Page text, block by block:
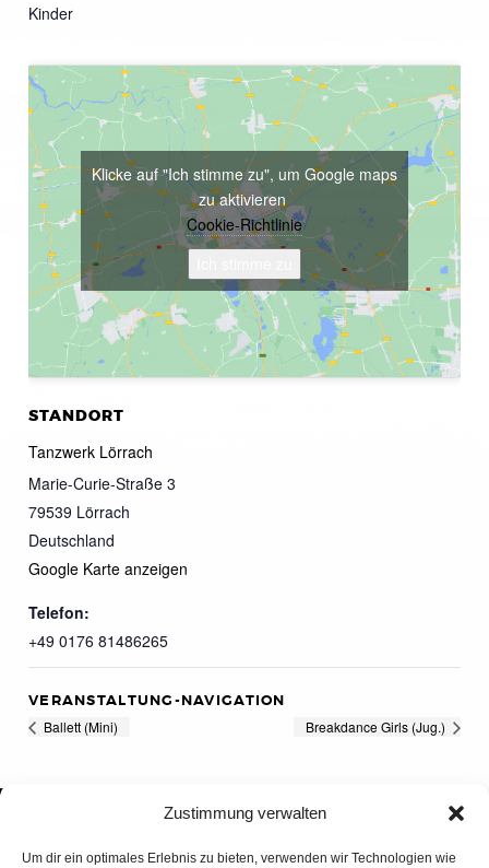
Zustimmung verwalten
Um dir ein optimales Erlebnis zu bieten, verwenden wir Technologien wie
Kinder
STANDORT
Tanzwerk Lörrach
Marie-Curie-Straße 3
79539 Lörrach
Deutschland
Google Karte anzeigen
Telefon:
+49 0176 81486265
Klicke auf "Ich stimme zu", um Google maps
zu aktivieren
Cookie-Richtlinie
VERANSTALTUNG-NAVIGATION
Ballett (Mini) Breakdance Girls (Jug.)